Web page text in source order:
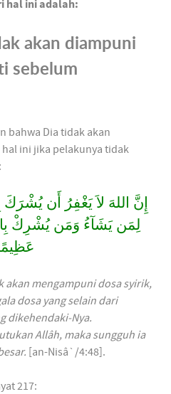
hal ini adalah:
akan diampuni
bahwa Dia tidak akan
ini jika pelakunya tidak
إِنَّ اللهَ لاَ يَغْفِرُ أَن
لِمَن يَشَآءُ وَمَن يُشْرِكْ
akan mengampuni dosa syirik,
dosa yang selain dari
dikehendaki-Nya.
Allâh, maka sungguh ia
[an-Nisâ`/4:48].
217: